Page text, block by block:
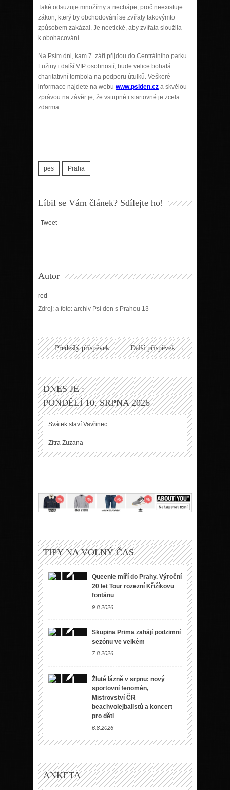
Také odsuzuje množírny a nechápe, proč neexistuje
zákon, který by obchodování se zvířaty takovýmto
způsobem zakázal. Je neetické, aby zvířata sloužila
k obohacování.
Na Psím dni, kam 7. září přijdou do Centrálního parku
Lužiny i další VIP osobností, bude velice bohatá
charitativní tombola na podporu útulků. Veškeré
informace najdete na webu www.psiden.cz a skvělou
zprávou na závěr je, že vstupné i startovné je zcela
zdarma.
pes Praha
Líbil se Vám článek? Sdílejte ho!
Tweet
Autor
red
Zdroj: a foto: archiv Psí den s Prahou 13
← Předešlý příspěvek Další příspěvek →
DNES JE :
PONDĚLÍ 10. SRPNA 2026
Svátek slaví Vavřinec
Zítra Zuzana
TIPY NA VOLNÝ ČAS
Queenie míří do Prahy. Výroční
20 let Tour rozezní Křižíkovu
fontánu
9.8.2026
Skupina Prima zahájí podzimní
sezónu ve velkém
7.8.2026
Žluté lázně v srpnu: nový
sportovní fenomén,
Mistrovství ČR
beachvolejbalistů a koncert
pro děti
6.8.2026
ANKETA